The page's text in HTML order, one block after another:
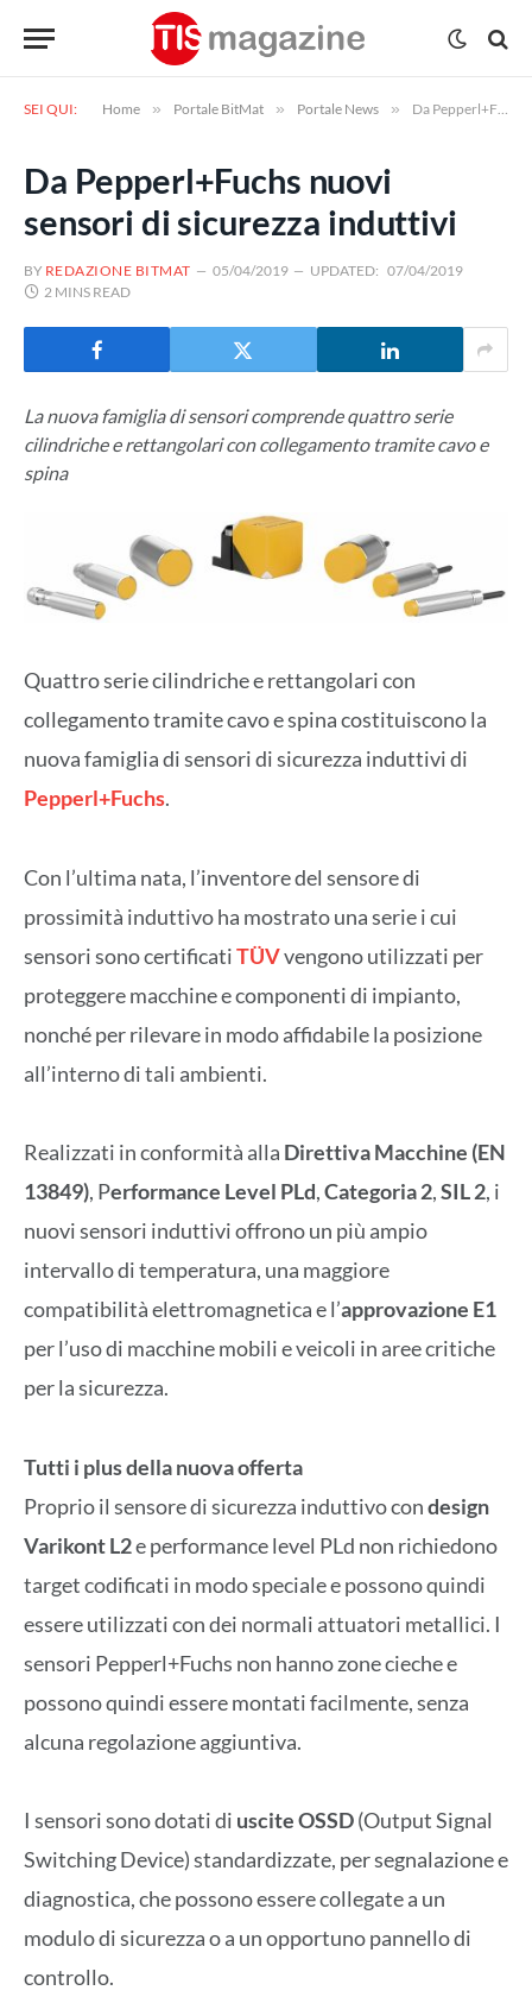
SEI QUI: Home » Portale BitMat » Portale News » Da Pepperl+Fuchs nuovi sensori di sicurezza induttivi
Da Pepperl+Fuchs nuovi
sensori di sicurezza induttivi
BY REDAZIONE BITMAT 05/04/2019 UPDATED: 07/04/2019
2 MINS READ
La nuova famiglia di sensori comprende quattro serie
cilindriche e rettangolari con collegamento tramite cavo e
spina
Quattro serie cilindriche e rettangolari con
collegamento tramite cavo e spina costituiscono la
nuova famiglia di sensori di sicurezza induttivi di
Pepperl+Fuchs.
Con l’ultima nata, l’inventore del sensore di
prossimità induttivo ha mostrato una serie i cui
sensori sono certificatiTÜVvengono utilizzati per
proteggere macchine e componenti di impianto,
nonché per rilevare in modo affidabile la posizione
all’interno di tali ambienti.
Realizzati in conformità alla Direttiva Macchine (EN
13849), Performance Level PLd,Categoria 2,SIL 2, i
nuovi sensori induttivi offrono un più ampio
intervallo di temperatura, una maggiore
compatibilità elettromagnetica e l’approvazione E1
per l’uso di macchine mobili e veicoli in aree critiche
per la sicurezza.
Tutti i plus della nuova offerta
Proprio il sensore di sicurezza induttivo condesign
Varikont L2e performance level PLd non richiedono
target codificati in modo speciale e possono quindi
essere utilizzati con dei normali attuatori metallici. I
sensori Pepperl+Fuchs non hanno zone cieche e
possono quindi essere montati facilmente, senza
alcuna regolazione aggiuntiva.
I sensori sono dotati di uscite OSSD(Output Signal
Switching Device) standardizzate, per segnalazione e
diagnostica, che possono essere collegate a un
modulo di sicurezza o a un opportuno pannello di
controllo.